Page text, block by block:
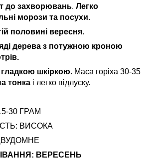
до захворювань. Легко
морози та посухи.
половині вересня.
дерева з потужною кроною
гладкою шкіркою. Маса горіха 30-35
тонка і легко відлуску.
30 ГРАМ
ВИСОКА
ВЕРЕСЕНЬ